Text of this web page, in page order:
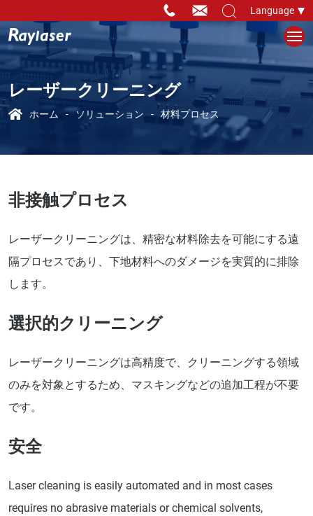
Language
レーザークリーニング
ホーム ソリューション 材料プロセス
非接触プロセス
レーザークリーニングは、精密な材料除去を可能にする遠
隔プロセスであり、下地材料へのダメージを実質的に排除
します。
選択的クリーニング
レーザークリーニングは高精度で、クリーニングする領域
のみを対象とするため、マスキングなどの追加工程が不要
です。
安全
Laser cleaning is easily automated and in most cases
requires no abrasive materials or chemical solvents,